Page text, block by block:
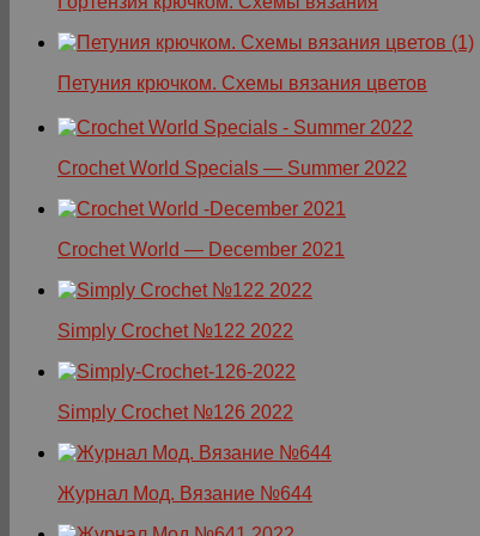
Петуния крючком. Схемы вязания цветов
Crochet World Specials — Summer 2022
Crochet World — December 2021
Simply Crochet №122 2022
Simply Crochet №126 2022
Журнал Мод. Вязание №644